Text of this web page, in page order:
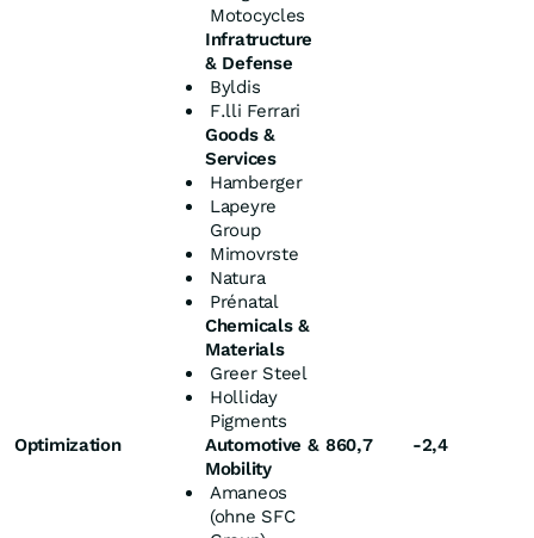
Motocycles
Infratructure
& Defense
Byldis
F.lli Ferrari
Goods &
Services
Hamberger
Lapeyre
Group
Mimovrste
Natura
Prénatal
Chemicals &
Materials
Greer Steel
Holliday
Pigments
Optimization
Automotive &
Mobility
Amaneos
(ohne SFC
860,7 -2,4